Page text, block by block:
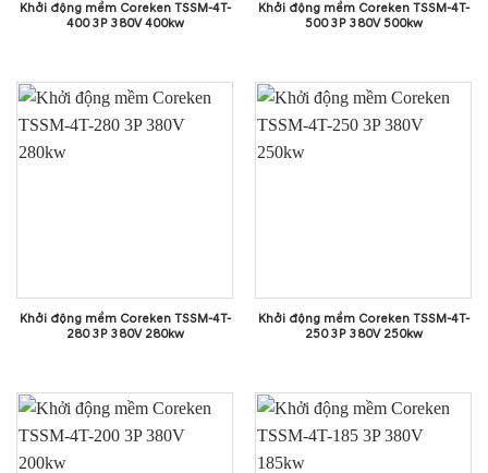
Khởi động mềm Coreken TSSM-4T-
400 3P 380V 400kw
Khởi động mềm Coreken TSSM-4T-
500 3P 380V 500kw
Khởi động mềm Coreken TSSM-4T-
280 3P 380V 280kw
Khởi động mềm Coreken TSSM-4T-
250 3P 380V 250kw